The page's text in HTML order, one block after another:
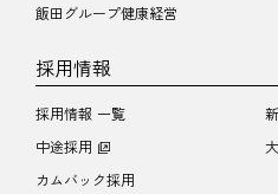
飯田グループ健康経営
採用情報
採用情報 一覧
中途採用
カムバック採用